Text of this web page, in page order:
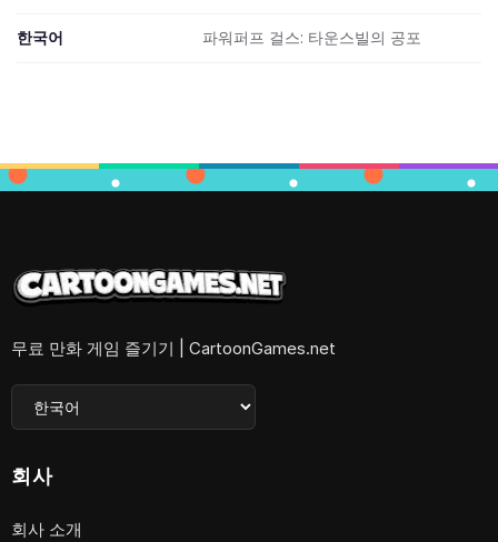
한국어 파워퍼프 걸스: 타운스빌의 공포
무료 만화 게임 즐기기 | CartoonGames.net
회사
회사 소개